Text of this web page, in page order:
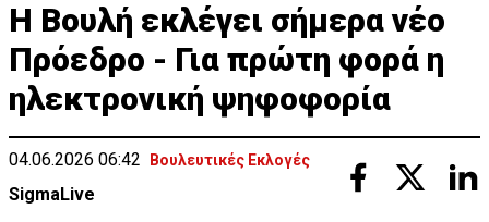
H Βουλή εκλέγει σήμερα νέο
Πρόεδρο - Για πρώτη φορά η
ηλεκτρονική ψηφοφορία
04.06.2026 06:42 Βουλευτικές Εκλογές
SigmaLive